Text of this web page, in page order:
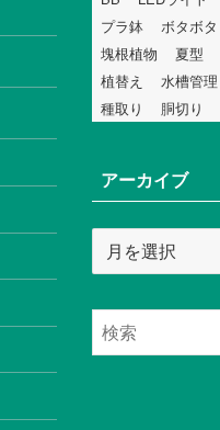
プラ鉢
ボタボタ
塊根植物
夏型
植替え
水槽管理
種取り
胴切り
アーカイブ
ー
イ
ブ